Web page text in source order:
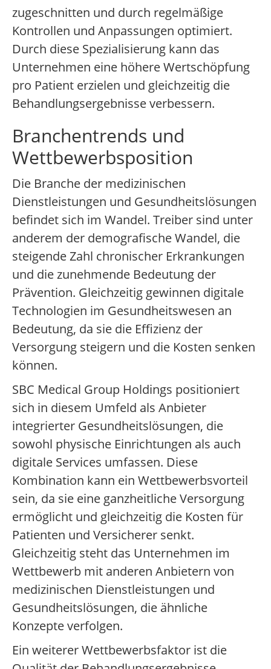
zugeschnitten und durch regelmäßige
Kontrollen und Anpassungen optimiert.
Durch diese Spezialisierung kann das
Unternehmen eine höhere Wertschöpfung
pro Patient erzielen und gleichzeitig die
Behandlungsergebnisse verbessern.
Branchentrends und
Wettbewerbsposition
Die Branche der medizinischen
Dienstleistungen und Gesundheitslösungen
befindet sich im Wandel. Treiber sind unter
anderem der demografische Wandel, die
steigende Zahl chronischer Erkrankungen
und die zunehmende Bedeutung der
Prävention. Gleichzeitig gewinnen digitale
Technologien im Gesundheitswesen an
Bedeutung, da sie die Effizienz der
Versorgung steigern und die Kosten senken
können.
SBC Medical Group Holdings positioniert
sich in diesem Umfeld als Anbieter
integrierter Gesundheitslösungen, die
sowohl physische Einrichtungen als auch
digitale Services umfassen. Diese
Kombination kann ein Wettbewerbsvorteil
sein, da sie eine ganzheitliche Versorgung
ermöglicht und gleichzeitig die Kosten für
Patienten und Versicherer senkt.
Gleichzeitig steht das Unternehmen im
Wettbewerb mit anderen Anbietern von
medizinischen Dienstleistungen und
Gesundheitslösungen, die ähnliche
Konzepte verfolgen.
Ein weiterer Wettbewerbsfaktor ist die